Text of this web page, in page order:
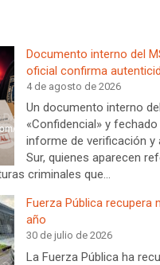
Documento interno del
oficial confirma
4 de agosto de 2026
Un documento interno
«Confidencial» y
informe de verificación y
Sur, quienes aparecen
criminales que…
Fuerza Pública recupera
año
30 de julio de 2026
La Fuerza Pública ha